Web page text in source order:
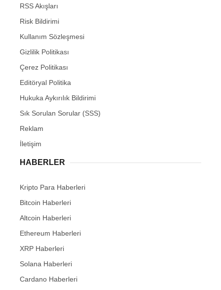
RSS Akışları
Risk Bildirimi
Kullanım Sözleşmesi
Gizlilik Politikası
Çerez Politikası
Editöryal Politika
Hukuka Aykırılık Bildirimi
Sık Sorulan Sorular (SSS)
Reklam
İletişim
HABERLER
Kripto Para Haberleri
Bitcoin Haberleri
Altcoin Haberleri
Ethereum Haberleri
XRP Haberleri
Solana Haberleri
Cardano Haberleri